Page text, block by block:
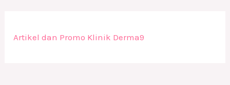
Artikel dan Promo Klinik Derma9